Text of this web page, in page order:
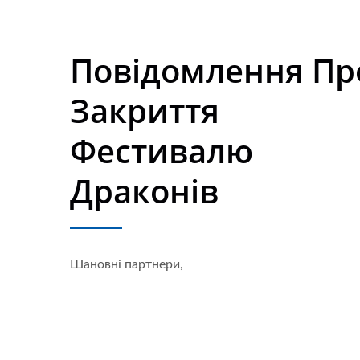
Повідомлення
Закриття
Фестивалю
Драконів
Шановні партнери,